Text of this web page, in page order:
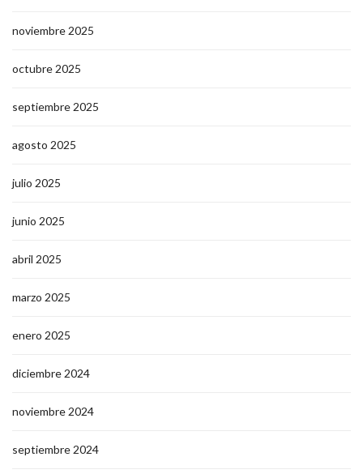
noviembre 2025
octubre 2025
septiembre 2025
agosto 2025
julio 2025
junio 2025
abril 2025
marzo 2025
enero 2025
diciembre 2024
noviembre 2024
septiembre 2024